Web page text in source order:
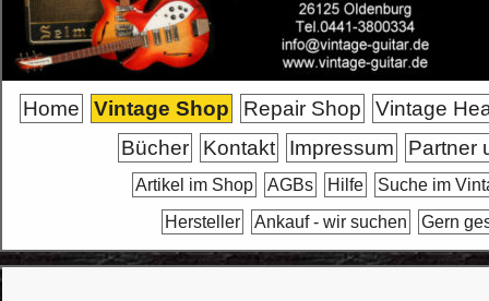
Home Vintage Shop Repair Shop
Vintage
Bücher
Kontakt Impressum Partner
Artikel im Shop AGBs Hilfe
Suche im
Hersteller
Ankauf - wir suchen Gern